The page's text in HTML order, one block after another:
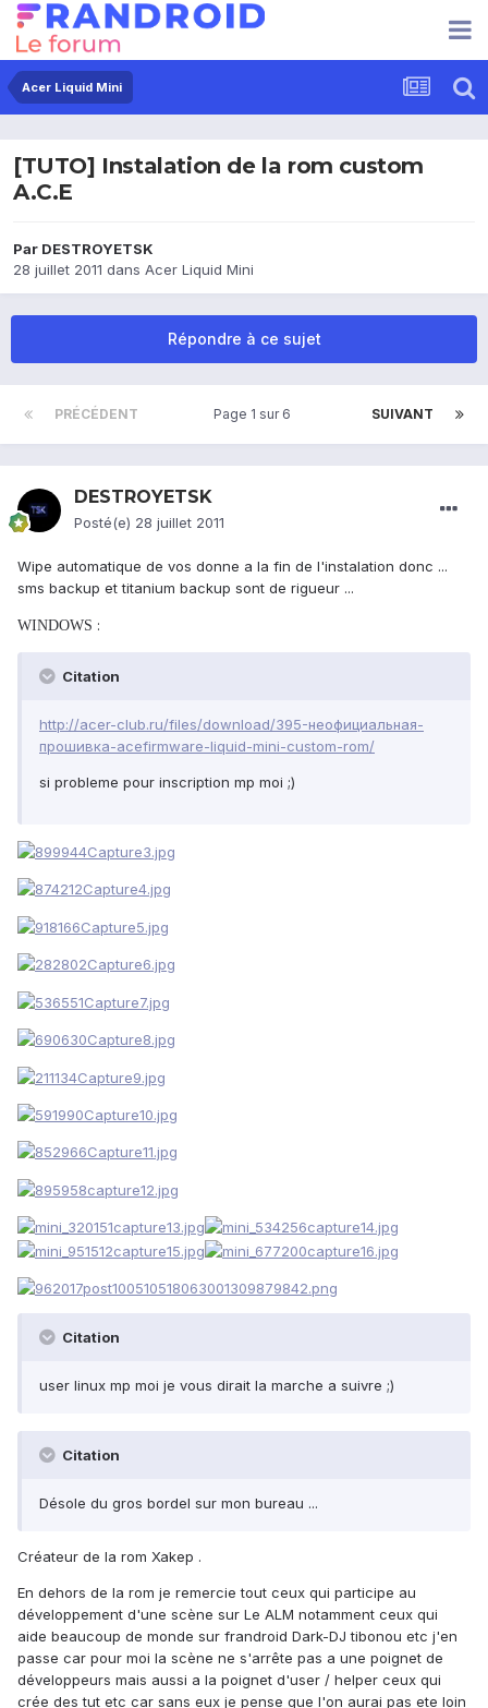
Acer Liquid Mini
[TUTO] Instalation de la rom custom
A.C.E
Par DESTROYETSK
28 juillet 2011 dans Acer Liquid Mini
Répondre à ce sujet
PRÉCÉDENT SUIVANT
Page 1 sur 6
DESTROYETSK
Posté(e) 28 juillet 2011
Wipe automatique de vos donne a la fin de l'instalation donc ...
sms backup et titanium backup sont de rigueur ...
WINDOWS :
Citation
http://acer-club.ru/files/download/395-неофициальная-
прошивка-acefirmware-liquid-mini-custom-rom/
si probleme pour inscription mp moi ;)
Citation
user linux mp moi je vous dirait la marche a suivre ;)
Citation
Désole du gros bordel sur mon bureau ...
Créateur de la rom Xakep .
En dehors de la rom je remercie tout ceux qui participe au
développement d'une scène sur Le ALM notamment ceux qui
aide beaucoup de monde sur frandroid Dark-DJ tibonou etc j'en
passe car pour moi la scène ne s'arrête pas a une poignet de
développeurs mais aussi a la poignet d'user / helper ceux qui
crée des tut etc car sans eux je pense que l'on aurai pas ete loin